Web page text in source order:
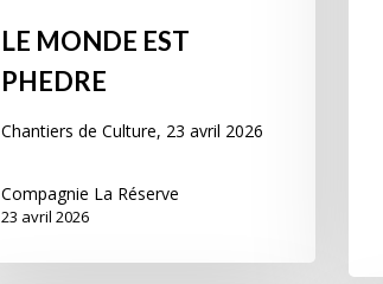
LE MONDE EST
PHEDRE
Chantiers de Culture, 23 avril 2026
Compagnie La Réserve
23 avril 2026